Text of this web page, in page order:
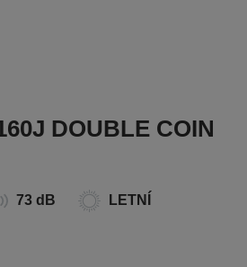
DOUBLE COIN
73 dB LETNÍ